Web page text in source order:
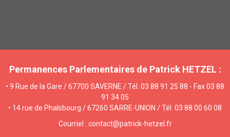
Permanences Parlementaires de Patrick HETZEL :
• 9 Rue de la Gare / 67700 SAVERNE / Tél. 03 88 91 25 88 - Fax 03 88
91 34 05
• 14 rue de Phalsbourg / 67260 SARRE-UNION / Tél. 03 88 00 60 08
Courriel : contact@patrick-hetzel.fr